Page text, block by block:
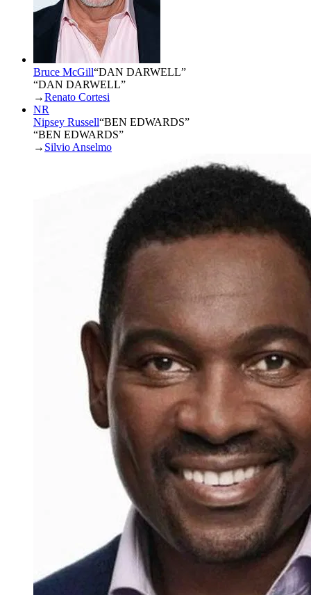
Bruce McGill“DAN DARWELL”
“DAN DARWELL”
→Renato Cortesi
NR
Nipsey Russell“BEN EDWARDS”
“BEN EDWARDS”
→ Silvio Anselmo